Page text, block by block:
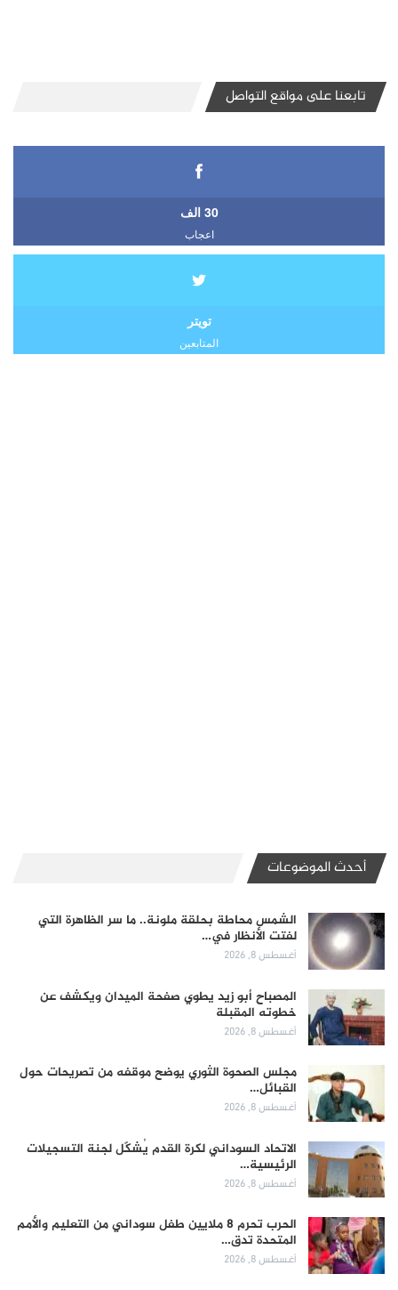
تابعنا على مواقع التواصل
30 الف
اعجاب
تويتر
المتابعين
أحدث الموضوعات
الشمس محاطة بحلقة ملونة.. ما سر الظاهرة التي
لفتت الأنظار في…
أغسطس 8, 2026
المصباح أبو زيد يطوي صفحة الميدان ويكشف عن
خطوته المقبلة
أغسطس 8, 2026
مجلس الصحوة الثوري يوضح موقفه من تصريحات حول
القبائل…
أغسطس 8, 2026
الاتحاد السوداني لكرة القدم يُشكّل لجنة التسجيلات
الرئيسية…
أغسطس 8, 2026
الحرب تحرم 8 ملايين طفل سوداني من التعليم والأمم
المتحدة تدق…
أغسطس 8, 2026